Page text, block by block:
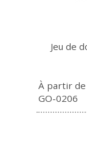
Jeu de
À partir de
GO-0206